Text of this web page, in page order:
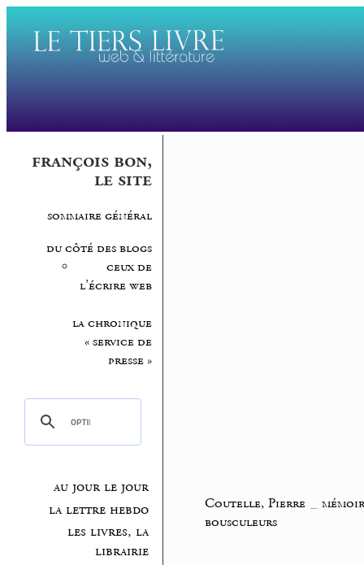
françois bon,
le site
sommaire général
du côté des blogs
ceux de
l’écrire web
la chronique
« service de
presse »
au jour le jour
la lettre hebdo
les livres, la
librairie
Coutelle, Pierre _
bousculeurs